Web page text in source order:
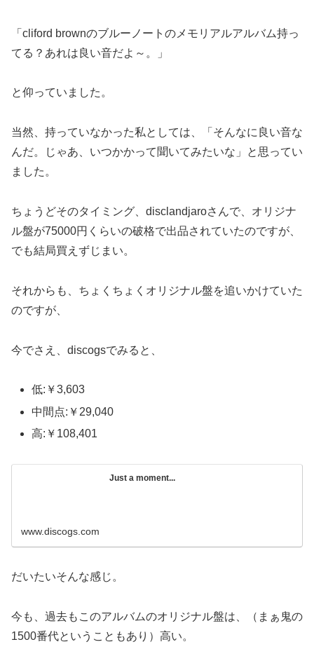
「cliford brownのブルーノートのメモリアルアルバム持っ
てる？あれは良い音だよ～。」
と仰っていました。
当然、持っていなかった私としては、「そんなに良い音な
んだ。じゃあ、いつかかって聞いてみたいな」と思ってい
ました。
ちょうどそのタイミング、disclandjaroさんで、オリジナ
ル盤が75000円くらいの破格で出品されていたのですが、
でも結局買えずじまい。
それからも、ちょくちょくオリジナル盤を追いかけていた
のですが、
今でさえ、discogsでみると、
低: ￥3,603
中間点: ￥29,040
高: ￥108,401
Just a moment...
www.discogs.com
だいたいそんな感じ。
今も、過去もこのアルバムのオリジナル盤は、（まぁ鬼の
1500番代ということもあり）高い。